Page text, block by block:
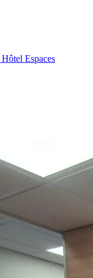
Hôtel Espaces